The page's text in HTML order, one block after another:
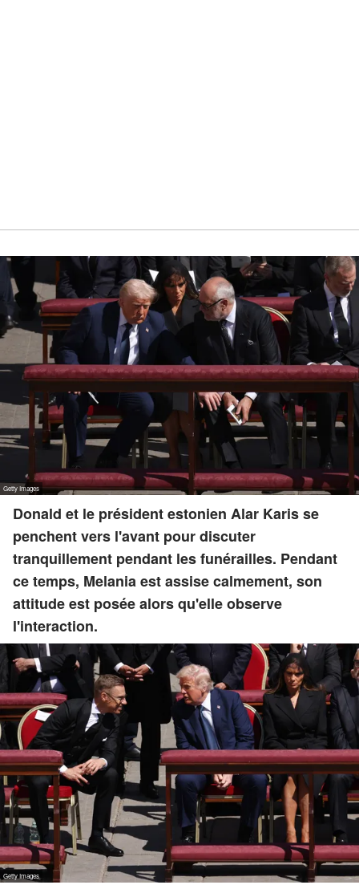
Donald et le président estonien Alar Karis se
penchent vers l'avant pour discuter
tranquillement pendant les funérailles. Pendant
ce temps, Melania est assise calmement, son
attitude est posée alors qu'elle observe
l'interaction.